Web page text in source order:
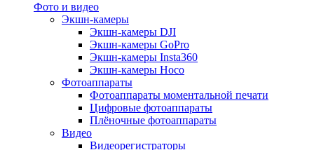
Фото и видео
Экшн-камеры
Экшн-камеры DJI
Экшн-камеры GoPro
Экшн-камеры Insta360
Экшн-камеры Hoco
Фотоаппараты
Фотоаппараты моментальной печати
Цифровые фотоаппараты
Плёночные фотоаппараты
Видео
Видеорегистраторы